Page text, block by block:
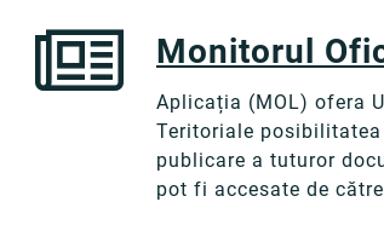
Monitorul
Aplicația (MOL) ofera
Teritoriale
publicare a tuturor
pot fi accesate de